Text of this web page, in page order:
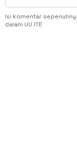
Isi komentar
dalam UU ITE